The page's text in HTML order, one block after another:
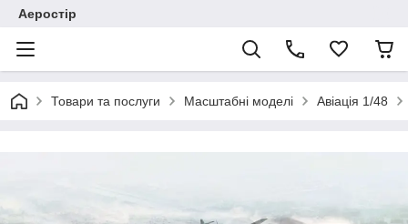
Аеростір
Товари та послуги Масштабні моделі Авіація 1/48